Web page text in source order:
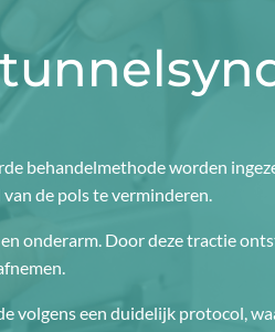
behandelmethode worden
de pols te verminderen.
onderarm. Door deze tractie
volgens een duidelijk protocol,